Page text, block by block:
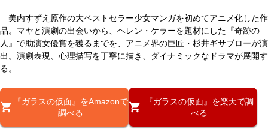
美内すずえ原作の大ベストセラー少女マンガを初めてアニメ化した作
品。マヤと演劇の出会いから、ヘレン・ケラーを題材にした『奇跡の
人』で助演女優賞を獲るまでを、アニメ界の巨匠・杉井ギサブローが演
出。演劇表現、心理描写を丁寧に描き、ダイナミックなドラマが展開す
る。
『ガラスの仮面』をAmazonで
調べる
『ガラスの仮面』を楽天で調
べる